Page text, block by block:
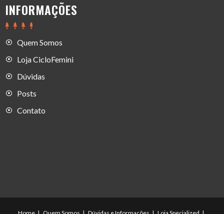
INFORMAÇÕES
Quem Somos
Loja CicloFemini
Dúvidas
Posts
Contato